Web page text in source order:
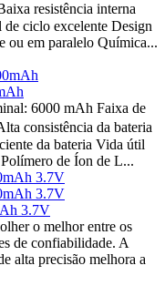
resistência interna
ciclo excelente Design
ou em paralelo Química...
6000 mAh Faixa de
consistência da bateria
da bateria Vida útil
de Íon de L...
3.7V
o melhor entre os
de confiabilidade. A
alta precisão melhora a